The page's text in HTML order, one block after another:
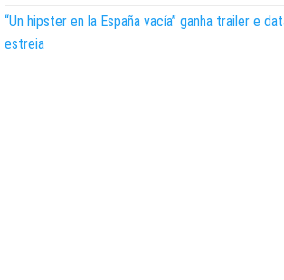
“Un hipster en la España vacía” ganha trailer e
estreia